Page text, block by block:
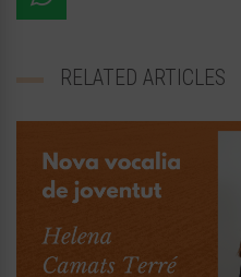
RELATED ARTICLES